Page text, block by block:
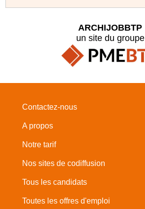
ARCHIJOBBTP
un site du groupe
Contactez-nous
A propos
Notre tarif
Nos sites de codiffusion
Tous les candidats
Toutes les offres d'emploi